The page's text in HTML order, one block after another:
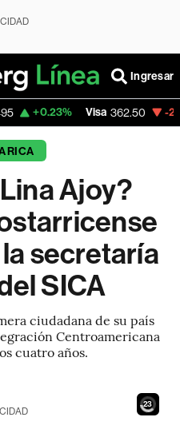
Ingresar
Visa 362.50 -2.15%
RICA
Ajoy?
secretaría
SICA
ciudadana de su país
Centroamericana
cuatro años.
21